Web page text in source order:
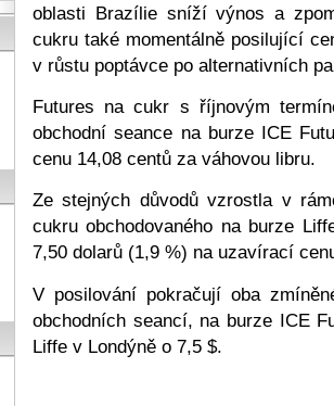
oblasti Brazílie sníží výnos a
cukru také momentálně posilující
v růstu poptávce po alternativních
Futures na cukr s říjnovým
obchodní seance na burze ICE
cenu 14,08 centů za váhovou libru.
Ze stejných důvodů vzrostla v
cukru obchodovaného na burze
7,50 dolarů (1,9 %) na uzavírací
V posilování pokračují oba
obchodních seancí, na burze ICE
Liffe v Londýně o 7,5 $.